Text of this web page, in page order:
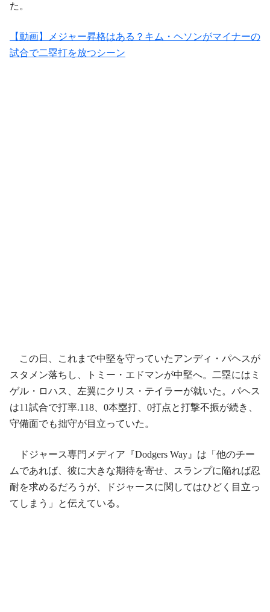
た。
【動画】メジャー昇格はある？キム・ヘソンがマイナーの
試合で二塁打を放つシーン
この日、これまで中堅を守っていたアンディ・パヘスが
スタメン落ちし、トミー・エドマンが中堅へ。二塁にはミ
ゲル・ロハス、左翼にクリス・テイラーが就いた。パヘス
は11試合で打率.118、0本塁打、0打点と打撃不振が続き、
守備面でも拙守が目立っていた。
ドジャース専門メディア『Dodgers Way』は「他のチー
ムであれば、彼に大きな期待を寄せ、スランプに陥れば忍
耐を求めるだろうが、ドジャースに関してはひどく目立っ
てしまう」と伝えている。